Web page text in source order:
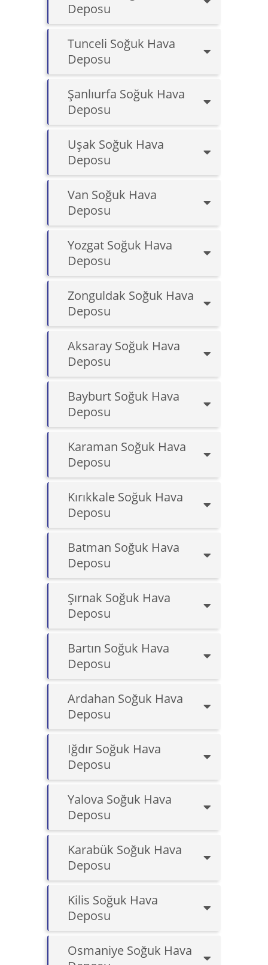
Deposu
Tunceli Soğuk Hava
Deposu
Şanlıurfa Soğuk Hava
Deposu
Uşak Soğuk Hava
Deposu
Van Soğuk Hava
Deposu
Yozgat Soğuk Hava
Deposu
Zonguldak Soğuk Hava
Deposu
Aksaray Soğuk Hava
Deposu
Bayburt Soğuk Hava
Deposu
Karaman Soğuk Hava
Deposu
Kırıkkale Soğuk Hava
Deposu
Batman Soğuk Hava
Deposu
Şırnak Soğuk Hava
Deposu
Bartın Soğuk Hava
Deposu
Ardahan Soğuk Hava
Deposu
Iğdır Soğuk Hava
Deposu
Yalova Soğuk Hava
Deposu
Karabük Soğuk Hava
Deposu
Kilis Soğuk Hava
Deposu
Osmaniye Soğuk Hava